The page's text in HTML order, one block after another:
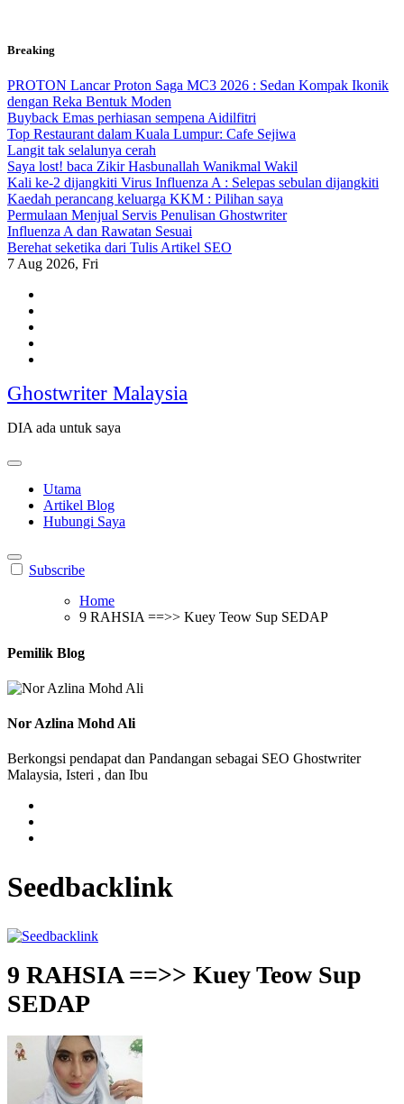
Skip
content
Breaking
PROTON Lancar Proton Saga MC3 2026 : Sedan Kompak Ikonik
dengan Reka Bentuk Moden
Buyback Emas perhiasan sempena Aidilfitri
Top Restaurant dalam Kuala Lumpur: Cafe Sejiwa
Langit tak selalunya cerah
Saya lost! baca Zikir Hasbunallah Wanikmal Wakil
Kali ke-2 dijangkiti Virus Influenza A : Selepas sebulan dijangkiti
Kaedah perancang keluarga KKM : Pilihan saya
Permulaan Menjual Servis Penulisan Ghostwriter
Influenza A dan Rawatan Sesuai
Berehat seketika dari Tulis Artikel SEO
7 Aug 2026, Fri
Ghostwriter Malaysia
DIA ada untuk saya
Utama
Artikel Blog
Hubungi Saya
Subscribe
Home
9 RAHSIA ==>> Kuey Teow Sup SEDAP
Pemilik Blog
Nor Azlina Mohd Ali
Berkongsi pendapat dan Pandangan sebagai SEO Ghostwriter
Malaysia, Isteri , dan Ibu
Seedbacklink
9 RAHSIA ==>> Kuey Teow Sup
SEDAP